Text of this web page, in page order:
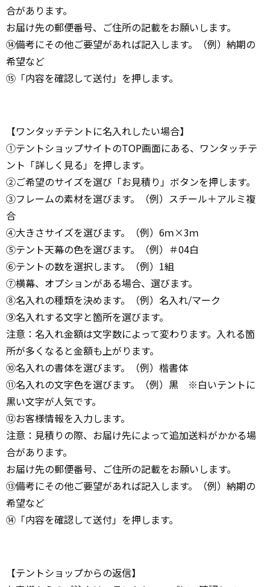
合があります。
お届け先の郵便番号、ご住所の記載をお願いします。
⑭備考にその他ご要望があれば記入します。（例）納期の
希望など
⑮「内容を確認して送付」を押します。
【ワンタッチテントに名入れしたい場合】
①テントショップサイトのTOP画面にある、ワンタッチテ
ント「詳しく見る」を押します。
②ご希望のサイズを選び「お見積り」ボタンを押します。
③フレームの素材を選びます。（例）スチール＋アルミ複
合
④大きさサイズを選びます。（例）6ｍ×3ｍ
⑤テント天幕の色を選びます。（例）＃04白
⑥テントの数を選択します。（例）1組
⑦横幕、オプションがある場合、選びます。
⑧名入れの種類を決めます。（例）名入れ/マーク
⑨名入れする文字と箇所を選びます。
注意：名入れ金額は文字数によって変わります。入れる箇
所が多くなると金額も上がります。
⑩名入れの書体を選びます。（例）楷書体
⑪名入れの文字色を選びます。（例）黒 ※白いテントに
黒い文字が人気です。
⑫お客様情報を入力します。
注意：見積りの際、お届け先によって追加送料がかかる場
合があります。
お届け先の郵便番号、ご住所の記載をお願いします。
⑬備考にその他ご要望があれば記入します。（例）納期の
希望など
⑭「内容を確認して送付」を押します。
【テントショップからの返信】